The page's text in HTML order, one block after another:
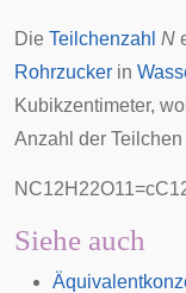
Die Teilchenzahl N
Rohrzucker in
Kubikzentimeter,
Anzahl der
N C12H 22O11=cC1
Siehe auch